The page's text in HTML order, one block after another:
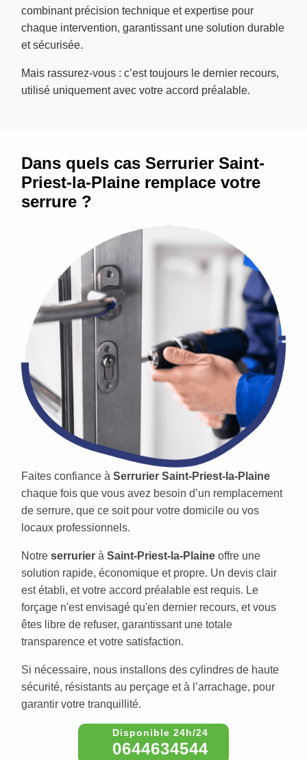
combinant précision technique et expertise pour
chaque intervention, garantissant une solution durable
et sécurisée.
Mais rassurez-vous : c’est toujours le dernier recours,
utilisé uniquement avec votre accord préalable.
Dans quels cas Serrurier Saint-
Priest-la-Plaine remplace votre
serrure ?
Faites confiance à Serrurier Saint-Priest-la-Plaine
chaque fois que vous avez besoin d’un remplacement
de serrure, que ce soit pour votre domicile ou vos
locaux professionnels.
Notre serrurier à Saint-Priest-la-Plaine offre une
solution rapide, économique et propre. Un devis clair
est établi, et votre accord préalable est requis. Le
forçage n'est envisagé qu'en dernier recours, et vous
êtes libre de refuser, garantissant une totale
transparence et votre satisfaction.
Si nécessaire, nous installons des cylindres de haute
sécurité, résistants au perçage et à l’arrachage, pour
garantir votre tranquillité.
0644634544